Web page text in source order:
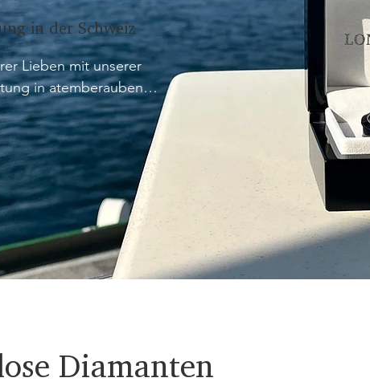
in der Schweiz
Lieben mit unserer
in atemberaubende
Erinnerung mit einem
verkörpert. Ehren
schönen und
Diamanten